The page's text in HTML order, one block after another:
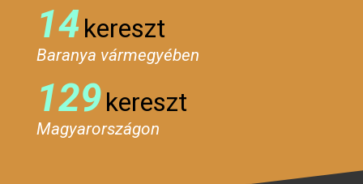
14kereszt
Baranya vármegyében
129kereszt
Magyarországon